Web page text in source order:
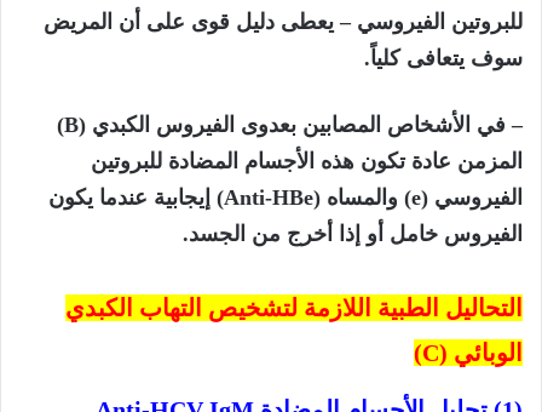
للبروتين الفيروسي – يعطى دليل قوى على أن المريض
سوف يتعافى كلياً.
– في الأشخاص المصابين بعدوى الفيروس الكبدي (B)
المزمن عادة تكون هذه الأجسام المضادة للبروتين
الفيروسي (e) والمساه (Anti-HBe) إيجابية عندما يكون
الفيروس خامل أو إذا أخرج من الجسد.
التحاليل الطبية اللازمة لتشخيص التهاب الكبدي
الوبائي (C)